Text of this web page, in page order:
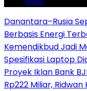
Danantara–Rusia
Berbasis Energi
Kemendikbud Jadi
Spesifikasi Laptop
Proyek Iklan Bank
Rp222 Miliar,